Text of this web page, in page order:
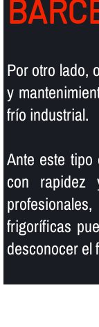
Por otro lado,
y
frí­o industrial.
Ante este
con
frigorí­ficas
desconocer el